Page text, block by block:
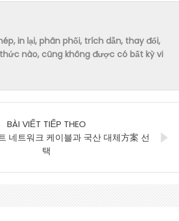
in lại, phân phối, trích dẫn, thay đổi,
nào, cũng không được có bất kỳ vi
BÀI VIẾT TIẾP THEO
네트워크 케이블과 국산 대체方案 선
택